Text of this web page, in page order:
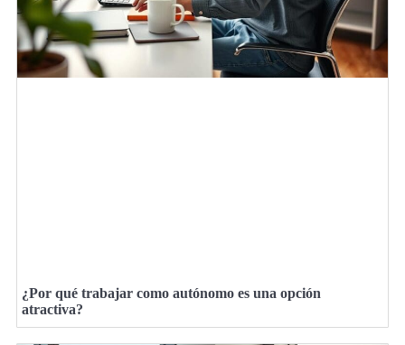
¿Por qué trabajar como autónomo es una opción
atractiva?